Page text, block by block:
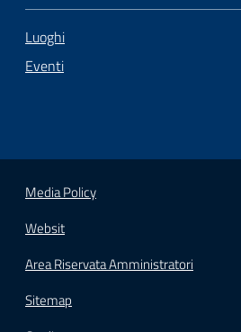
Luoghi
Eventi
Media Policy
Websit
Area Riservata Amministratori
Sitemap